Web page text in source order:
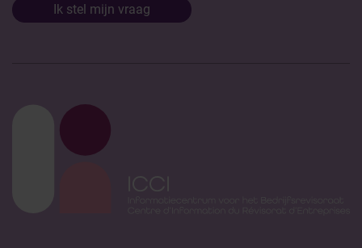
Ik stel mijn vraag